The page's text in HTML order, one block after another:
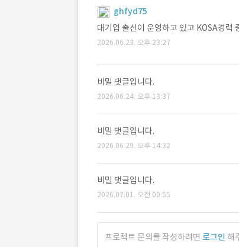
ghfyd75
대기업 출신이 운영하고 있고 KOSA경력
2026.06.23. 오후 23:27
비밀 댓글입니다.
2026.06.24. 오후 13:37
비밀 댓글입니다.
2026.06.29. 오후 14:32
비밀 댓글입니다.
2026.07.01. 오전 00:55
프로젝트 문의를 작성하려면 로그인 해